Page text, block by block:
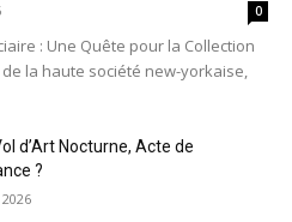
0
: Une Quête pour la Collection
la haute société new-yorkaise,
d’Art Nocturne, Acte de
?